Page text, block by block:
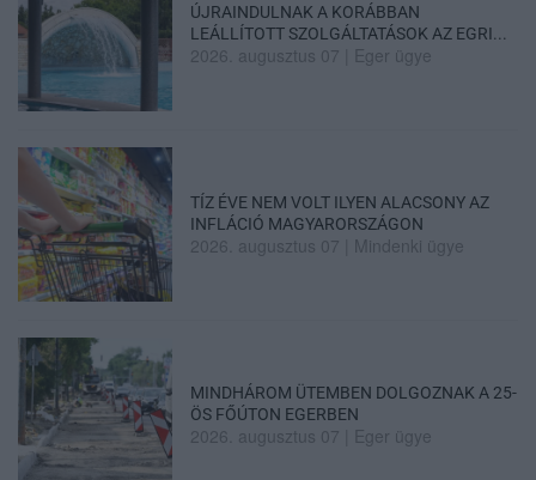
ÚJRAINDULNAK A KORÁBBAN
LEÁLLÍTOTT SZOLGÁLTATÁSOK AZ EGRI...
2026. augusztus 07 Eger ügye
TÍZ ÉVE NEM VOLT ILYEN ALACSONY AZ
INFLÁCIÓ MAGYARORSZÁGON
2026. augusztus 07 Mindenki ügye
MINDHÁROM ÜTEMBEN DOLGOZNAK A 25-
ÖS FŐÚTON EGERBEN
2026. augusztus 07 Eger ügye